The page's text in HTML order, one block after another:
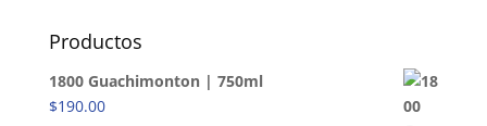
Productos
1800 Guachimonton | 750ml
$190.00